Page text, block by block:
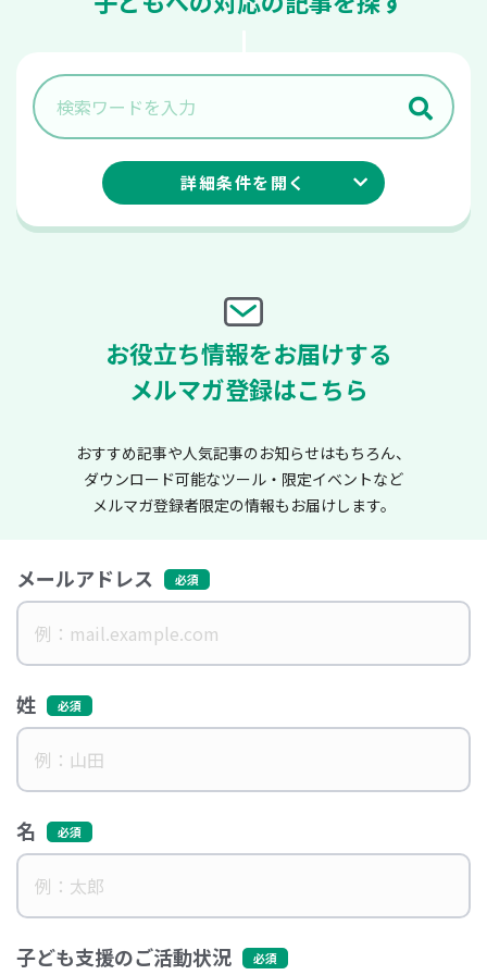
詳細条件を開く
お役立ち情報をお届けする
メルマガ登録はこちら
おすすめ記事や人気記事のお知らせはもちろん、
ダウンロード可能なツール・限定イベントなど
メルマガ登録者限定の情報もお届けします。
メールアドレス
姓
名
子ども支援のご活動状況